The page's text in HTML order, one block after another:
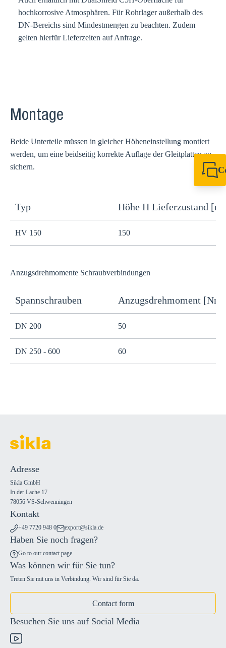
hochkorrosive Atmosphären. Für Rohrlager außerhalb des
DN-Bereichs sind Mindestmengen zu beachten. Zudem
gelten hierfür Lieferzeiten auf Anfrage.
Montage
Beide Unterteile müssen in gleicher Höheneinstellung montiert
werden, um eine beidseitig korrekte Auflage der Gleitplatten zu
sichern.
Typ Höhe H Lieferzustand
HV 150 150
Anzugsdrehmomente Schraubverbindungen
Spannschrauben Anzugsdrehmoment [Nm]
DN 200 50
DN 250 - 600 60
Adresse
Sikla GmbH
In der Lache 17
78056 VS-Schwenningen
Kontakt
+49 7720 948 0 export@sikla.de
Haben Sie noch fragen?
Go to our contact page
Was können wir für Sie tun?
Treten Sie mit uns in Verbindung. Wir sind für Sie da.
Contact form
Besuchen Sie uns auf Social Media